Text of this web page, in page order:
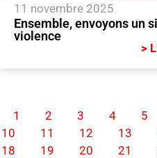
11 novembre 2025
Ensemble, envoyons un
violence
>
1 2 3 4 5
10
11 12 13
18
19 20 21